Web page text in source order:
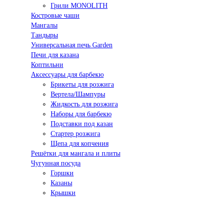
Грили MONOLITH
Костровые чаши
Мангалы
Тандыры
Универсальная печь Garden
Печи для казана
Коптильни
Аксессуары для барбекю
Брикеты для розжига
Вертела/Шампуры
Жидкость для розжига
Наборы для барбекю
Подставки под казан
Стартер розжига
Щепа для копчения
Решётки для мангала и плиты
Чугунная посуда
Горшки
Казаны
Крышки